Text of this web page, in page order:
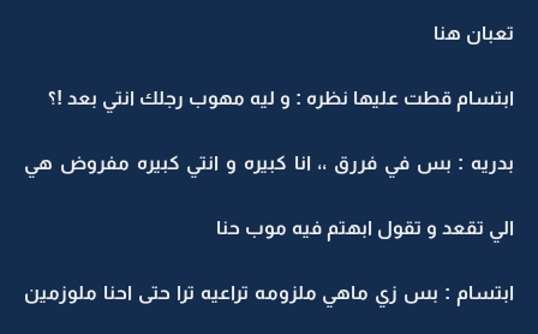
تعبان هنا
ابتسام قطت عليها نظره : و ليه مهوب رجلك انتي بعد !؟
بدريه : بس في فررق ،، انا كبيره و انتي كبيره مفروض هي
الي تقعد و تقول ابهتم فيه موب حنا
ابتسام : بس زي ماهي ملزومه تراعيه ترا حتى احنا ملوزمين